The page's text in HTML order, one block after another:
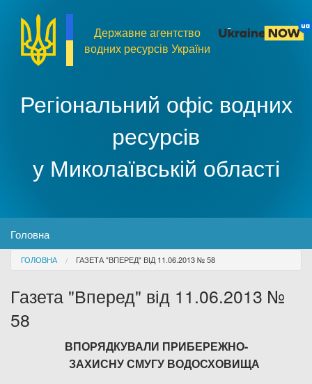
Регіональний офіс водних
ресурсів
у Миколаївській області
Державне агентство
водних ресурсів України
MENU
Головна
Про організацію
Доступ до публічної інформації
Платні послуги
You are here
ГОЛОВНА ГАЗЕТА "ВПЕРЕД" ВІД 11.06.2013 № 58
Газета "Вперед" від 11.06.2013 №
58
ВПОРЯДКУВАЛИ ПРИБЕРЕЖНО-
ЗАХИСНУ СМУГУ ВОДОСХОВИЩА